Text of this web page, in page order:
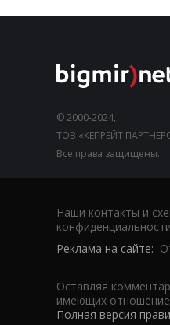
© 2000-2024,
ТОВ «КЕПРЕЙТ
Все права защищены.
Наши контакты и
Реклама на сайте:
Оставляя
имеющих отношение
Полная версия